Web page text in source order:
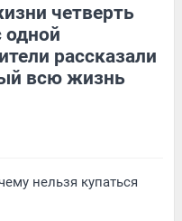
четверть
одной
рассказали
всю жизнь
нельзя купаться